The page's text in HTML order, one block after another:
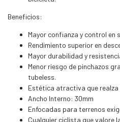
Beneficios:
Mayor confianza y control en
Rendimiento superior en
Mayor durabilidad y
Menor riesgo de pinchazos
tubeless.
Estética atractiva que
Ancho Interno: 30mm
Enfocadas para terrenos
Cualquier ciclista que valore